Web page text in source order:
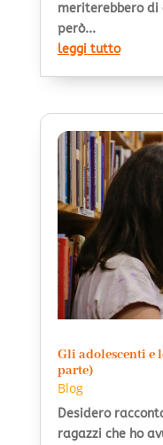
meriterebbero di
però...
leggi tutto
Gli adolescenti e
parte)
Blog
Desidero
ragazzi che ho